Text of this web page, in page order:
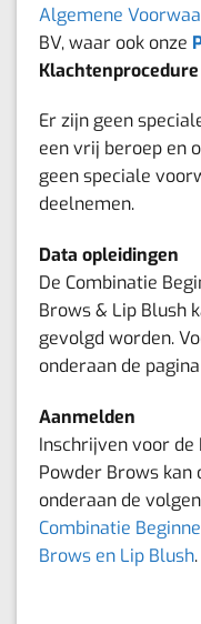
Algemene
BV, waar ook onze
Klachtenprocedure
Er zijn geen
een vrij beroep en
geen speciale
deelnemen.
Data opleidingen
De Combinatie
Brows & Lip Blush
gevolgd worden.
onderaan de
Aanmelden
Inschrijven voor de
Powder Brows
onderaan de
Combinatie
Brows en Lip Blush.